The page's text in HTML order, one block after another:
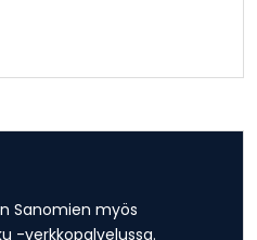
Sanomien myös
-verkkopalvelussa.